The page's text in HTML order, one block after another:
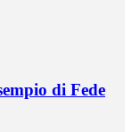
di Fede